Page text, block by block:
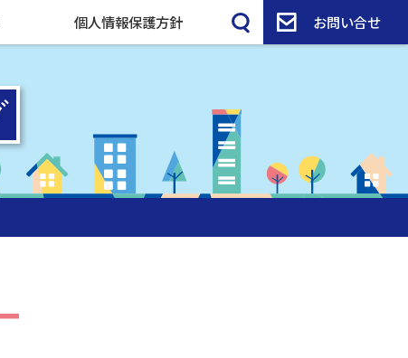
個人情報保護方針 お問い合せ